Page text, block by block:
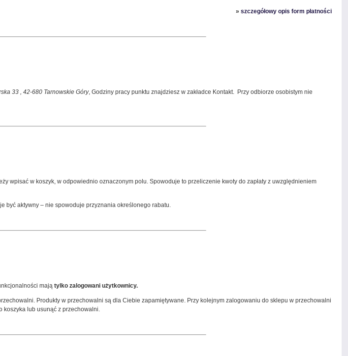
» szczegółowy opis form płatności
33 ,42-680 Tarnowskie Góry, Godziny pracy punktu znajdziesz w zakładce Kontakt.
Przy odbiorze osobistym nie
wpisać w koszyk, w odpowiednio oznaczonym polu. Spowoduje to przeliczenie kwoty do zapłaty z uwzględnieniem
być aktywny – nie spowoduje przyznania określonego rabatu.
majątylko zalogowani użytkownicy.
Produkty w przechowalni są dla Ciebie zapamiętywane. Przy kolejnym zalogowaniu do sklepu w przechowalni
lub usunąć z przechowalni.